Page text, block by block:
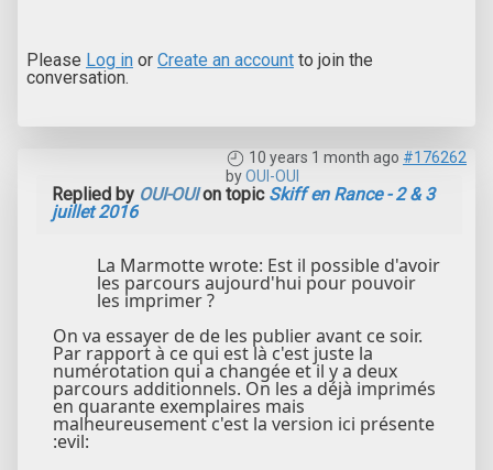
Please Log in or Create an account to join the
conversation.
10 years 1 month ago #176262
byOUI-OUI
Replied by OUI-OUIon topic Skiff en Rance - 2 & 3
juillet 2016
La Marmotte wrote: Est il possible d'avoir
les parcours aujourd'hui pour pouvoir
les imprimer ?
On va essayer de de les publier avant ce soir.
Par rapport à ce qui est là c'est juste la
numérotation qui a changée et il y a deux
parcours additionnels. On les a déjà imprimés
en quarante exemplaires mais
malheureusement c'est la version ici présente
:evil: